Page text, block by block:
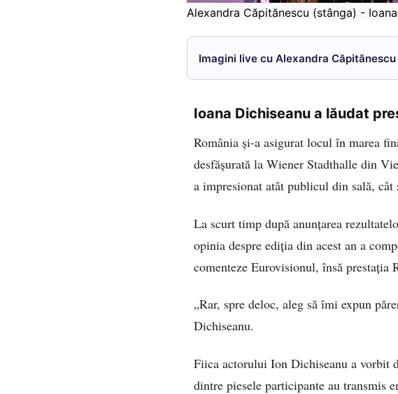
Alexandra Căpitănescu (stânga) -
Imagini live cu Alexandra
Ioana Dichiseanu a lăudat
România și-a asigurat locul în marea
desfășurată la Wiener Stadthalle din
a impresionat atât publicul din sală,
La scurt timp după anunțarea
opinia despre ediția din acest an a
comenteze Eurovisionul, însă prestația
„Rar, spre deloc, aleg să îmi expun
Dichiseanu.
Fiica actorului Ion Dichiseanu a vorbit
dintre piesele participante au transmis